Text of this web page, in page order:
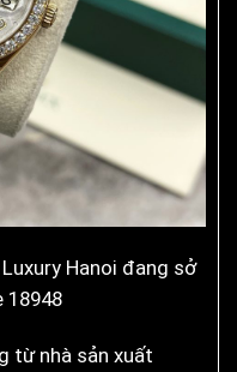
Hanoi đang sở
18948
từ nhà sản xuất